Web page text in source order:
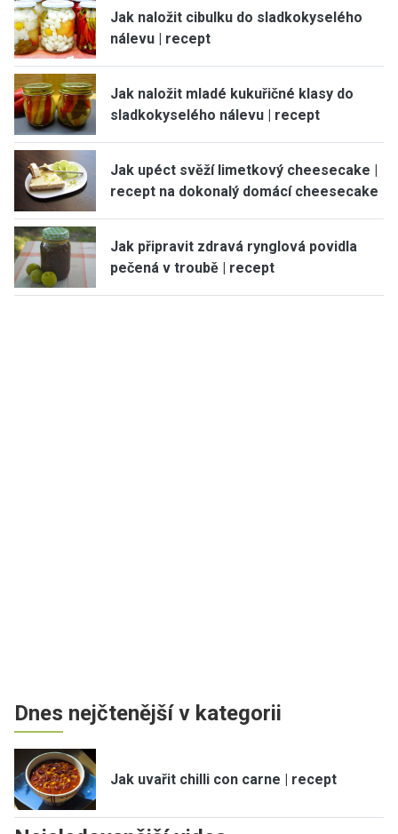
Jak naložit cibulku do sladkokyselého
nálevu | recept
Jak naložit mladé kukuřičné klasy do
sladkokyselého nálevu | recept
Jak upéct svěží limetkový cheesecake |
recept na dokonalý domácí cheesecake
Jak připravit zdravá rynglová povidla
pečená v troubě | recept
Dnes nejčtenější v kategorii
Jak uvařit chilli con carne | recept